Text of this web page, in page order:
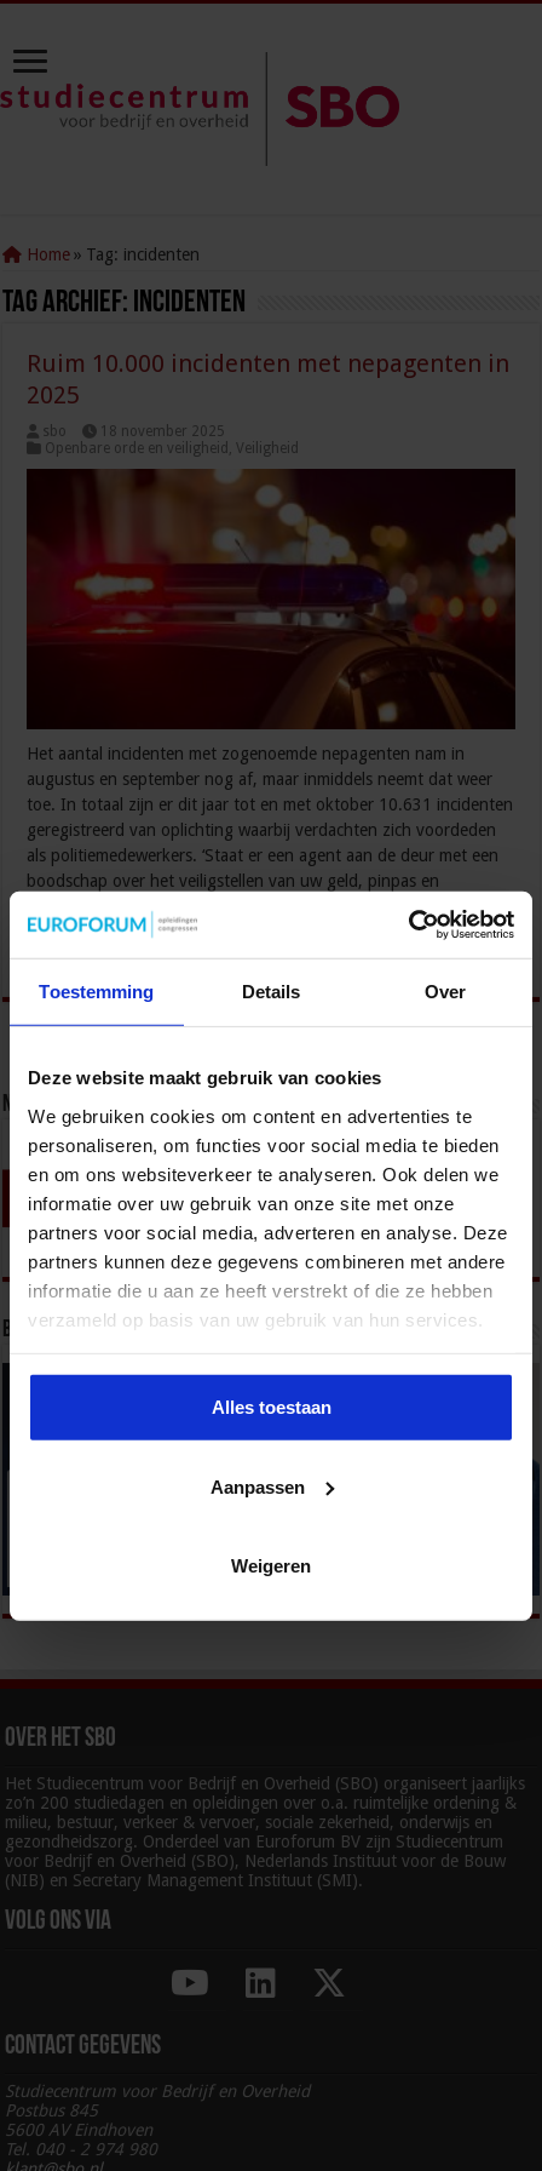
Toestemming Details Over
Deze website maakt gebruik van cookies
We gebruiken cookies om content en advertenties te
personaliseren, om functies voor social media te bieden
en om ons websiteverkeer te analyseren. Ook delen we
informatie over uw gebruik van onze site met onze
partners voor social media, adverteren en analyse. Deze
partners kunnen deze gegevens combineren met andere
informatie die u aan ze heeft verstrekt of die ze hebben
verzameld op basis van uw gebruik van hun services.
Alles toestaan
Aanpassen
Weigeren
Home » Tag: incidenten
Tag Archief: incidenten
Ruim 10.000 incidenten met nepagenten in
2025
sbo
18 november 2025
Openbare orde en veiligheid ,Veiligheid
Het aantal incidenten met zogenoemde nepagenten nam in
augustus en september nog af, maar inmiddels neemt dat weer
toe. In totaal zijn er dit jaar tot en met oktober 10.631 incidenten
geregistreerd van oplichting waarbij verdachten zich voordeden
als politiemedewerkers. ‘Staat er een agent aan de deur met een
boodschap over het veiligstellen van uw geld, pinpas en
Nieuwsbrief
Bekijk onze opleidingen
Over het SBO
Het Studiecentrum voor Bedrijf en Overheid (SBO) organiseert jaarlijks
zo’n 200 studiedagen en opleidingen over o.a. ruimtelijke ordening &
milieu, bestuur, verkeer & vervoer, sociale zekerheid, onderwijs en
gezondheidszorg. Onderdeel van Euroforum BV zijn Studiecentrum
voor Bedrijf en Overheid (SBO), Nederlands Instituut voor de Bouw
(NIB) en Secretary Management Instituut (SMI).
Volg ons via
Contact gegevens
Studiecentrum voor Bedrijf en Overheid
Postbus 845
5600 AV Eindhoven
Tel. 040 - 2 974 980